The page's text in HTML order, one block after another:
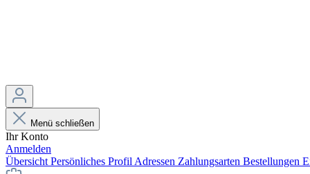
Menü schließen
Ihr Konto
Anmelden
Übersicht Persönliches Profil Adressen Zahlungsarten Bestellungen